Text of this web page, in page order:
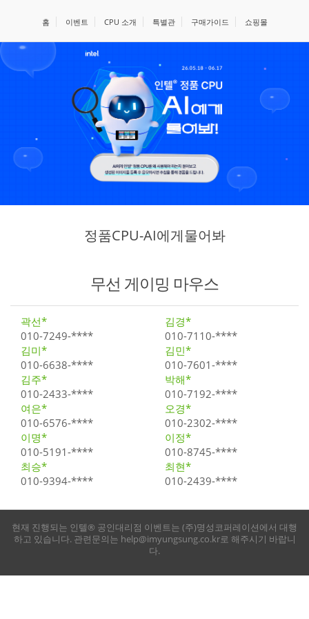
홈 이벤트 CPU 소개 특별관 구매가이드 쇼핑몰
정품CPU-AI에게물어봐
무선 게이밍 마우스
곽선*
010-7249-****
김경*
010-7110-****
김미*
010-6638-****
김민*
010-7601-****
김주*
010-2433-****
박해*
010-7192-****
여은*
010-6576-****
오경*
010-2302-****
이명*
010-5191-****
이정*
010-8745-****
최승*
010-9394-****
최현*
010-2439-****
현재 진행되는 인텔® 공인대리점 이벤트는 (주)명성코퍼레이션에서 대행
하고 있습니다. 관련문의는 help@imyungsung.co.kr로 해주시기 바랍니
다.